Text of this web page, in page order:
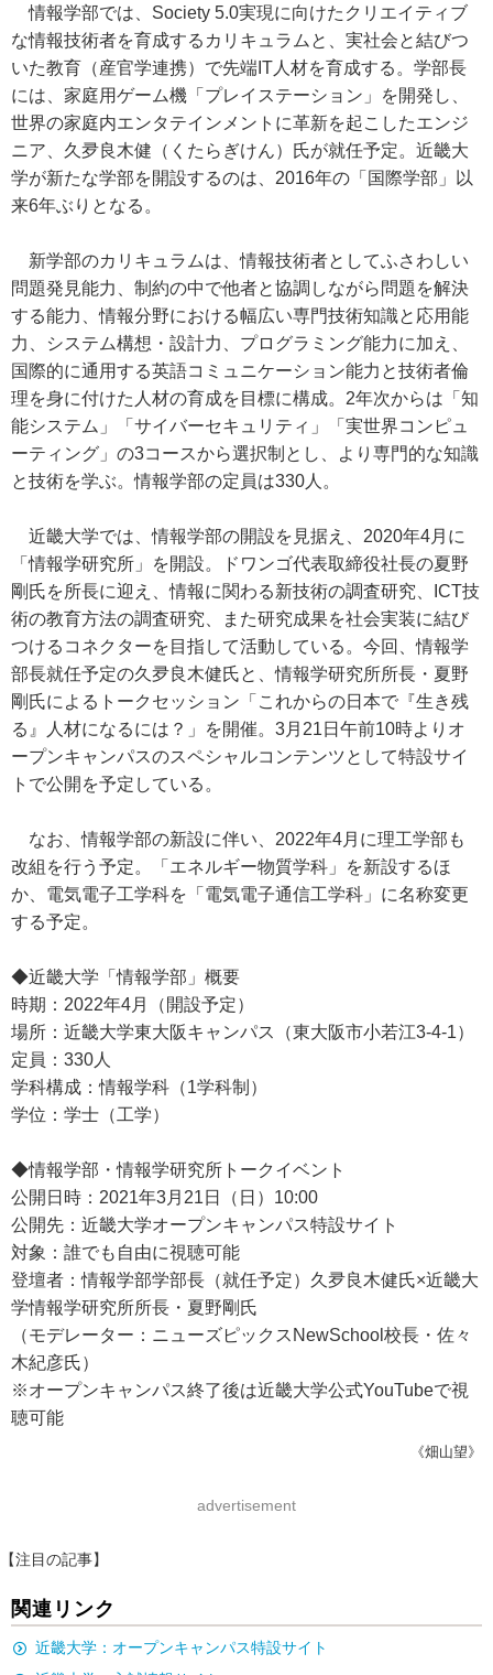
情報学部では、Society 5.0実現に向けたクリエイティブ
な情報技術者を育成するカリキュラムと、実社会と結びつ
いた教育（産官学連携）で先端IT人材を育成する。学部長
には、家庭用ゲーム機「プレイステーション」を開発し、
世界の家庭内エンタテインメントに革新を起こしたエンジ
ニア、久夛良木健（くたらぎけん）氏が就任予定。近畿大
学が新たな学部を開設するのは、2016年の「国際学部」以
来6年ぶりとなる。
新学部のカリキュラムは、情報技術者としてふさわしい
問題発見能力、制約の中で他者と協調しながら問題を解決
する能力、情報分野における幅広い専門技術知識と応用能
力、システム構想・設計力、プログラミング能力に加え、
国際的に通用する英語コミュニケーション能力と技術者倫
理を身に付けた人材の育成を目標に構成。2年次からは「知
能システム」「サイバーセキュリティ」「実世界コンピュ
ーティング」の3コースから選択制とし、より専門的な知識
と技術を学ぶ。情報学部の定員は330人。
近畿大学では、情報学部の開設を見据え、2020年4月に
「情報学研究所」を開設。ドワンゴ代表取締役社長の夏野
剛氏を所長に迎え、情報に関わる新技術の調査研究、ICT技
術の教育方法の調査研究、また研究成果を社会実装に結び
つけるコネクターを目指して活動している。今回、情報学
部長就任予定の久夛良木健氏と、情報学研究所所長・夏野
剛氏によるトークセッション「これからの日本で『生き残
る』人材になるには？」を開催。3月21日午前10時よりオ
ープンキャンパスのスペシャルコンテンツとして特設サイ
トで公開を予定している。
なお、情報学部の新設に伴い、2022年4月に理工学部も
改組を行う予定。「エネルギー物質学科」を新設するほ
か、電気電子工学科を「電気電子通信工学科」に名称変更
する予定。
◆近畿大学「情報学部」概要
時期：2022年4月（開設予定）
場所：近畿大学東大阪キャンパス（東大阪市小若江3-4-1）
定員：330人
学科構成：情報学科（1学科制）
学位：学士（工学）
◆情報学部・情報学研究所トークイベント
公開日時：2021年3月21日（日）10:00
公開先：近畿大学オープンキャンパス特設サイト
対象：誰でも自由に視聴可能
登壇者：情報学部学部長（就任予定）久夛良木健氏×近畿大
学情報学研究所所長・夏野剛氏
（モデレーター：ニューズピックスNewSchool校長・佐々
木紀彦氏）
※オープンキャンパス終了後は近畿大学公式YouTubeで視
聴可能
《畑山望》
advertisement
【注目の記事】
関連リンク
近畿大学：オープンキャンパス特設サイト